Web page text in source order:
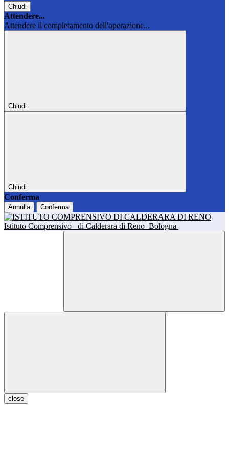
Chiudi
Attendere...
Attendere il completamento dell'operazione...
Chiudi
Chiudi
Conferma
Annulla Conferma
Istituto Comprensivo di Calderara di Reno Bologna
close